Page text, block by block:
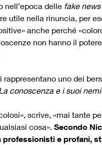
nell’epoca delle fake news
utile nella rinuncia, per
anche perché
non hanno il
rappresentano uno dei
conoscenza e i suoi
scrive, «mai tante
cosa». Secondo
e profani,